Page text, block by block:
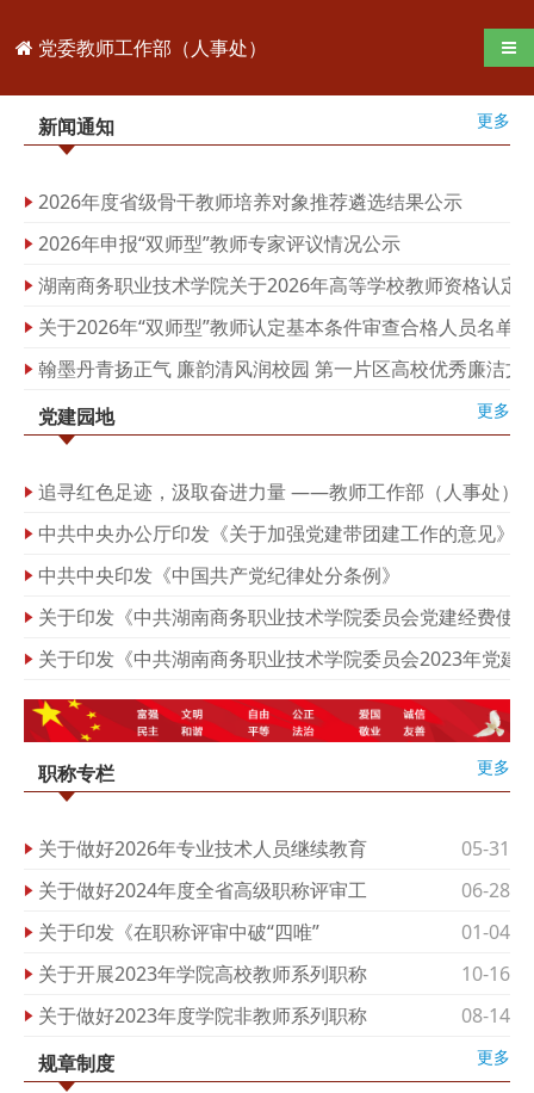
党委教师工作部（人事处） 导
新闻通知 更多
2026年度省级骨干教师培养对象推荐遴选结果公示
2026年申报“双师型”教师专家评议情况公示
湖南商务职业技术学院关于2026年高等学校教师资格认定
关于2026年“双师型”教师认定基本条件审查合格人员名单的
翰墨丹青扬正气 廉韵清风润校园 第一片区高校优秀廉洁文
党建园地
更多
追寻红色足迹，汲取奋进力量 ——教师工作部（人事处）
中共中央办公厅印发《关于加强党建带团建工作的意见》
中共中央印发《中国共产党纪律处分条例》
关于印发《中共湖南商务职业技术学院委员会党建经费使
关于印发《中共湖南商务职业技术学院委员会2023年党建
职称专栏 更多
关于做好2026年专业技术人员继续教育
05-31
关于做好2024年度全省高级职称评审工
06-28
关于印发《在职称评审中破“四唯”
01-04
关于开展2023年学院高校教师系列职称
10-16
关于做好2023年度学院非教师系列职称
08-14
规章制度
更多